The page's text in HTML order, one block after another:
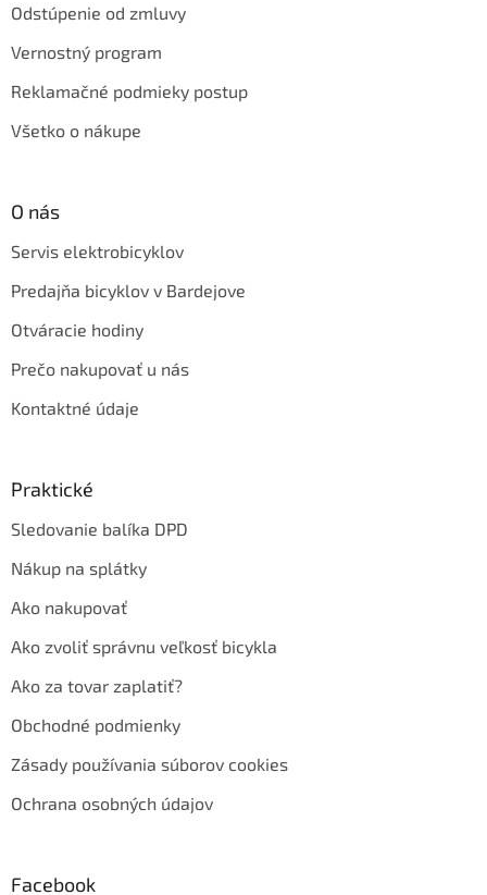
Odstúpenie od zmluvy
Vernostný program
Reklamačné podmieky postup
Všetko o nákupe
O nás
Servis elektrobicyklov
Predajňa bicyklov v Bardejove
Otváracie hodiny
Prečo nakupovať u nás
Kontaktné údaje
Praktické
Sledovanie balíka DPD
Nákup na splátky
Ako nakupovať
Ako zvoliť správnu veľkosť bicykla
Ako za tovar zaplatiť?
Obchodné podmienky
Zásady používania súborov cookies
Ochrana osobných údajov
Facebook